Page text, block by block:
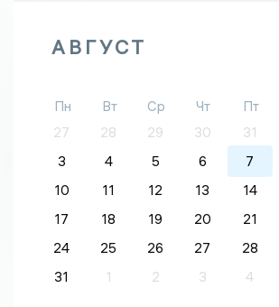
АВГУСТ
Пн Вт Ср Чт Пт
27
28 29 30 31
3
4 5 6 7
10
11 12 13 14
17
18 19 20 21
24
25 26 27 28
31
1 2 3 4